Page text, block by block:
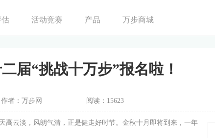
估 活动竞赛 产品 万步商城
“挑战十万步”报名啦！
作者：万步网 阅读：15623
高云淡，风朗气清，正是健走好时节。金秋十月即将到来，一年